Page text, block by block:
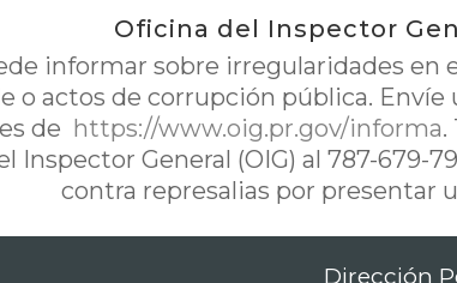
Oficina del Inspector
informar sobre irregularidades en
o actos de corrupción pública. Envíe
de https://www.oig.pr.gov/informa.
Inspector General (OIG) al 787-679-
contra represalias por presentar
Dirección